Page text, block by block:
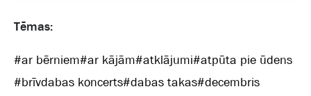
Tēmas:
#ar bērniem#ar kājām#atklājumi#atpūta pie ūdens
#brīvdabas koncerts#dabas takas#decembris